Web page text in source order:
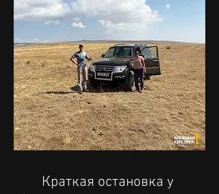
Краткая остановка у